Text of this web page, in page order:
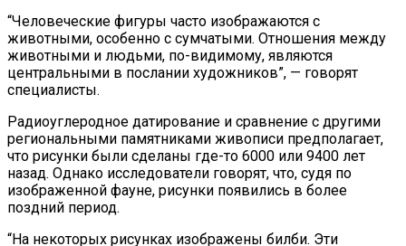
“Человеческие фигуры часто изображаются с
животными, особенно с сумчатыми. Отношения между
животными и людьми, по-видимому, являются
центральными в послании художников”, — говорят
специалисты.
Радиоуглеродное датирование и сравнение с другими
региональными памятниками живописи предполагает,
что рисунки были сделаны где-то 6000 или 9400 лет
назад. Однако исследователи говорят, что, судя по
изображенной фауне, рисунки появились в более
поздний период.
“На некоторых рисунках изображены билби. Эти